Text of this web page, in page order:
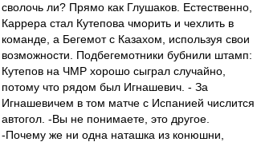
сволочь ли? Прямо как Глушаков. Естественно,
Каррера стал Кутепова чморить и чехлить в
команде, а Бегемот с Казахом, используя свои
возможности. Подбегемотники бубнили штамп:
Кутепов на ЧМР хорошо сыграл случайно,
потому что рядом был Игнашевич. - За
Игнашевичем в том матче с Испанией числится
автогол. -Вы не понимаете, это другое.
-Почему же ни одна наташка из конюшни,